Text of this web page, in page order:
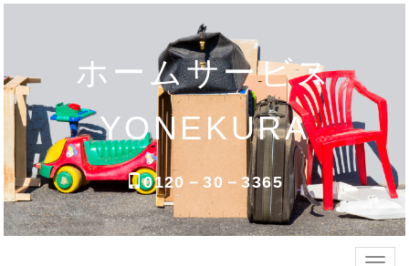
ホームサービス
YONEKURA
0120－30－3365